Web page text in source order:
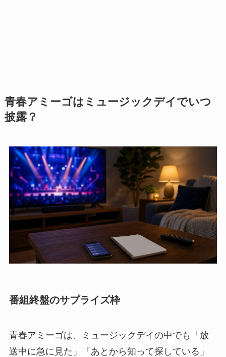
青春アミーゴはミュージックデイでいつ
披露？
番組終盤のサプライズ枠
青春アミーゴは、ミュージックデイの中でも「放
送中に急に見た」「あとから知って探している」